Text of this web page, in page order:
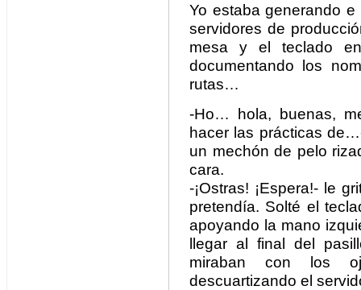
Yo estaba generando
servidores de
mesa y el teclado
documentando los
rutas…
-Ho… hola, buenas,
hacer las prácticas
un mechón de pelo
cara.
-¡Ostras! ¡Espera!- le
pretendía. Solté el
apoyando la mano
llegar al final del
miraban con los
descuartizando el